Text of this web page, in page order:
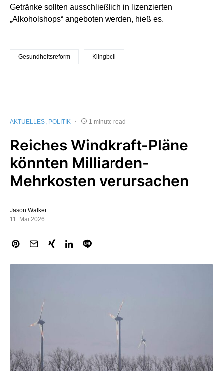
Getränke sollten ausschließlich in lizenzierten
„Alkoholshops“ angeboten werden, hieß es.
Gesundheitsreform Klingbeil
AKTUELLES POLITIK 1 minute read
Reiches Windkraft-Pläne
könnten Milliarden-
Mehrkosten verursachen
Jason Walker
11. Mai 2026